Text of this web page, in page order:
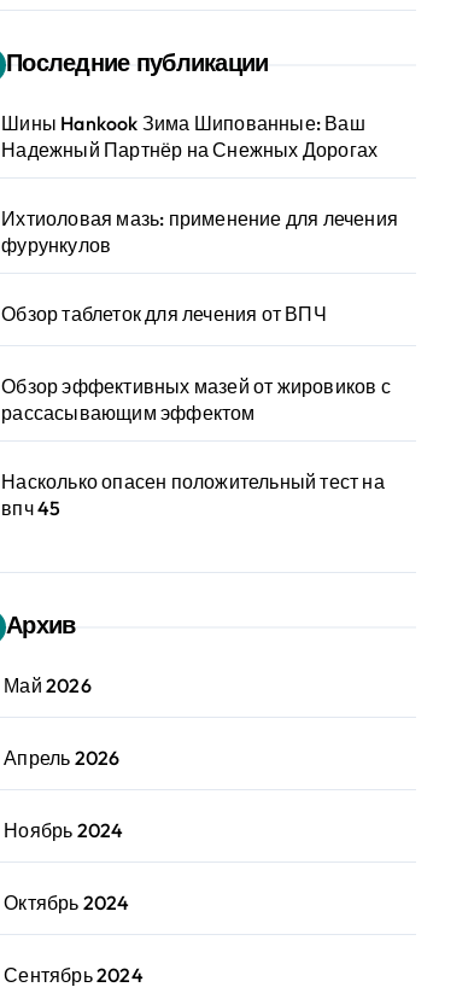
Последние публикации
Шины Hankook Зима Шипованные: Ваш
Надежный Партнёр на Снежных Дорогах
Ихтиоловая мазь: применение для лечения
фурункулов
Обзор таблеток для лечения от ВПЧ
Обзор эффективных мазей от жировиков с
рассасывающим эффектом
Насколько опасен положительный тест на
впч 45
Архив
Май 2026
Апрель 2026
Ноябрь 2024
Октябрь 2024
Сентябрь 2024